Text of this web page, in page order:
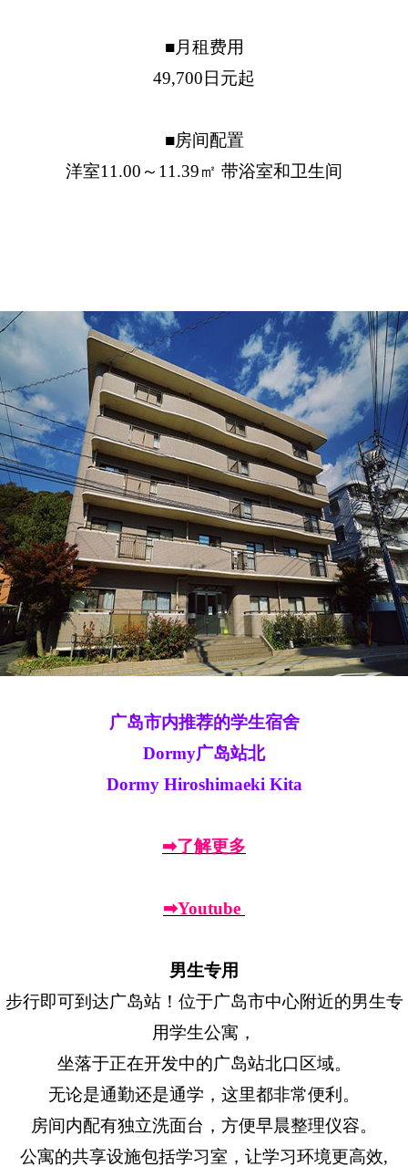
■月租费用
49,700日元起
■房间配置
洋室11.00～11.39㎡ 带浴室和卫生间
广岛市内推荐的学生宿舍
Dormy广岛站北
Dormy Hiroshimaeki Kita
➡了解更多
➡Youtube
男生专用
步行即可到达广岛站！位于广岛市中心附近的男生专
用学生公寓，
坐落于正在开发中的广岛站北口区域。
无论是通勤还是通学，这里都非常便利。
房间内配有独立洗面台，方便早晨整理仪容。
公寓的共享设施包括学习室，让学习环境更高效,